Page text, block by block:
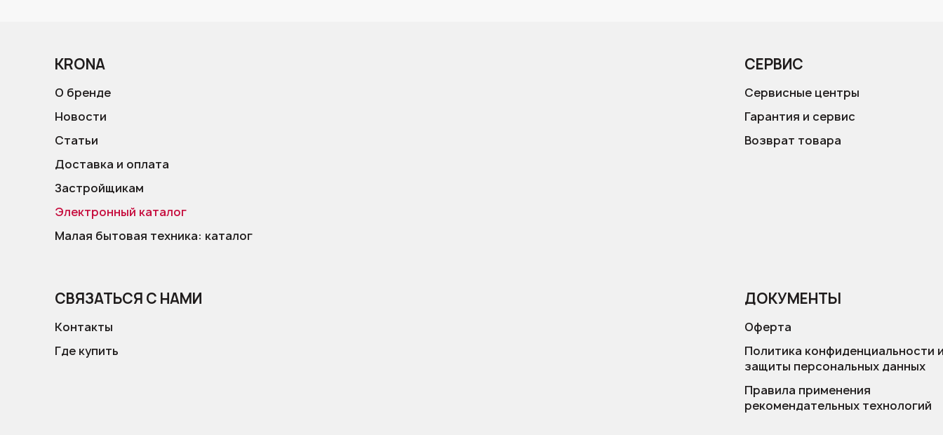
KRONA
О бренде
Новости
Статьи
Доставка и оплата
Застройщикам
Электронный каталог
Малая бытовая техника: каталог
СЕРВИС
Сервисные центры
Гарантия и сервис
Возврат товара
СВЯЗАТЬСЯ С НАМИ
Контакты
Где купить
ДОКУМЕНТЫ
Оферта
Политика конфиденциальности
защиты персональных данных
Правила применения
рекомендательных технологий